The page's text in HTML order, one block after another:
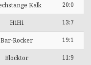
Kalk 20:0
HiHi 13:7
Bar-Rocker 19:1
Blocktor 11:9